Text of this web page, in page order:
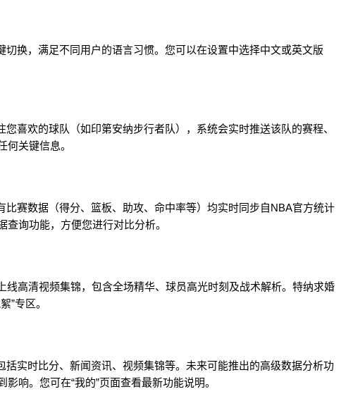
切换，满足不同用户的语言习惯。您可以在设置中选择中文或英文版
喜欢的球队（如印第安纳步行者队），系统会实时推送该队的赛程、
何关键信息。
比赛数据（得分、篮板、助攻、命中率等）均实时同步自NBA官方统计
询功能，方便您进行对比分析。
线高清视频集锦，包含全场精华、球员高光时刻及战术解析。特纳求婚
”专区。
括实时比分、新闻资讯、视频集锦等。未来可能推出的高级数据分析功
响。您可在“我的”页面查看最新功能说明。